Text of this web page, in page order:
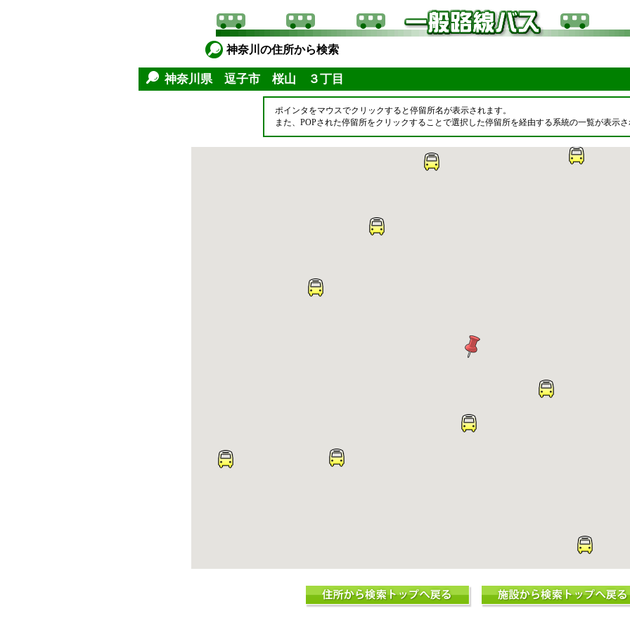
神奈川の住所から検索
神奈川県 逗子市 桜山 ３丁目
ポインタをマウスでクリックすると停留所名が表示されます。
また、POPされた停留所をクリックすることで選択した停留所を経由する系統の一覧が表示